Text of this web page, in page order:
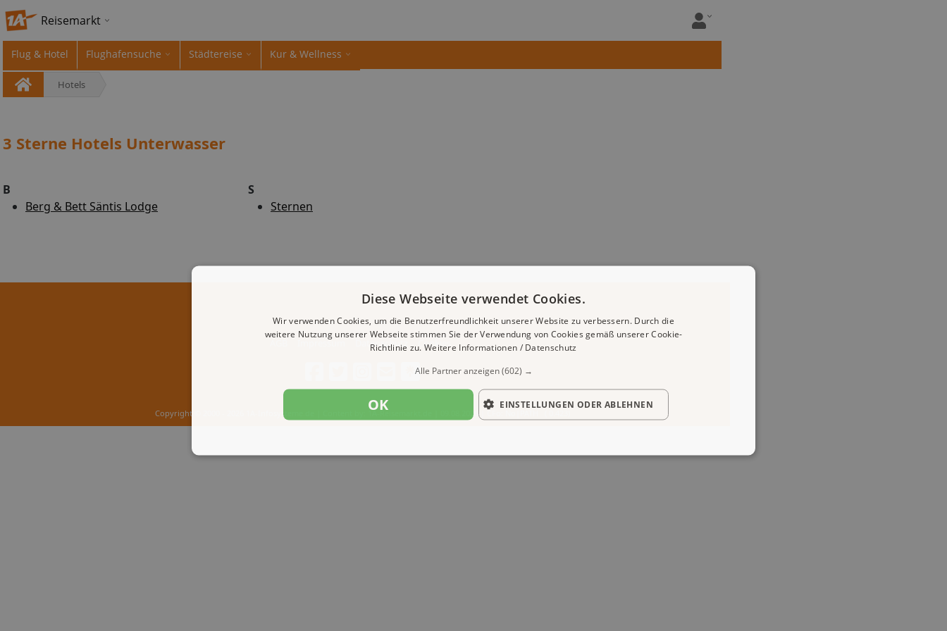
Reisemarkt
Flug & Hotel Flughafensuche Städtereise Kur & Wellness
Hotels
3 Sterne Hotels Unterwasser
B
Berg & Bett Säntis Lodge
S
Sternen
Impressum Datenschutz Cookies
Copyright © 2000 - 2026 1A-Infosysteme.de | Content by: 1A-Reisemarkt.de | 09.08.2026 | CFo: No|PATH ( 0.423)
Diese Webseite verwendet Cookies.
Wir verwenden Cookies, um die Benutzerfreundlichkeit unserer Website zu verbessern. Durch die
weitere Nutzung unserer Webseite stimmen Sie der Verwendung von Cookies gemäß unserer Cookie-
Richtlinie zu. Weitere Informationen / Datenschutz
Alle Partner anzeigen(602) →
OK EINSTELLUNGEN ODER ABLEHNEN